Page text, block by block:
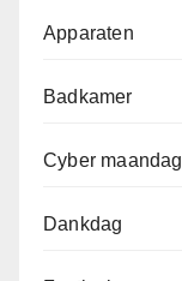
Apparaten
Badkamer
Cyber maandag
Dankdag